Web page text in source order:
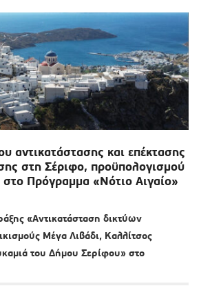
αντικατάστασης και επέκτασης
στη Σέριφο, προϋπολογισμού
Πρόγραμμα «Νότιο Αιγαίο»
«Αντικατάσταση δικτύων
Μέγα Λιβάδι, Καλλίτσος
του Δήμου Σερίφου» στο